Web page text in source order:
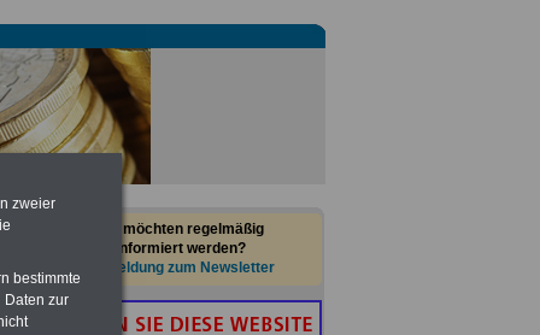
Sie möchten regelmäßig
informiert werden?
Anmeldung zum Newsletter
in Bund und Ländern
für nut 7,50 Euro
Nebenberufler aufpassen: mit dem
OnlineBuch Nebentätigkeit sind Sie
für nur 7,50 Euro auf der sicheren Seite
Bund und Ländern
für nur 7,50 Euro
zweier
bestimmte
Daten zur